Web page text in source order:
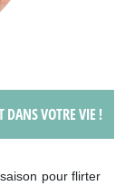
DANS VOTRE VIE !
pour flirter